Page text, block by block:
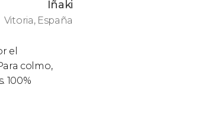
Iñaki
Vitoria, España
el
colmo,
100%